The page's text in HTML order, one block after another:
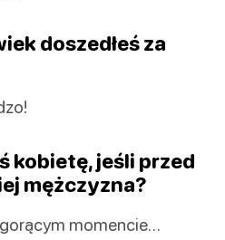
doszedłeś za
kobietę, jeśli przed
mężczyzna?
momencie…